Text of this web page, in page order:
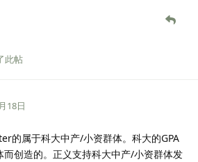
此帖
18日
的属于科大中产/小资群体。科大的GPA
创造的。正义支持科大中产/小资群体发